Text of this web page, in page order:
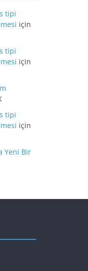
tipi
için
tipi
için
tipi
için
Yeni Bir